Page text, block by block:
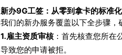
新办9G工签：从零到拿卡的标准
我们的新办服务覆盖以下全步骤，
1.雇主资质审核：首先核查您所在
导致您的申请被拒。